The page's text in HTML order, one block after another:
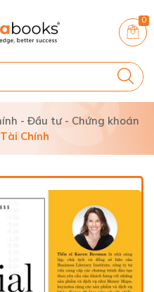
0
- Đầu tư - Chứng khoán
Chính